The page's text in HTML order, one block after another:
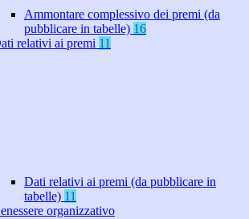
Ammontare complessivo dei premi (da
pubblicare in tabelle) 16
relativi ai premi 11
Dati relativi ai premi (da pubblicare in
tabelle) 11
organizzativo